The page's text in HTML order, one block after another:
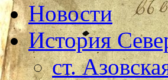
Новости
История
ст.